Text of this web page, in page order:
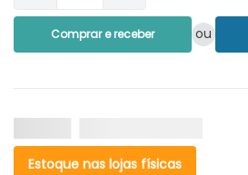
Comprar e receber ou
Estoque nas lojas físicas